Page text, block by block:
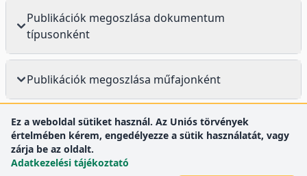
Publikációk megoszlása dokumentum
típusonként
Publikációk megoszlása műfajonként
Ez a weboldal sütiket használ. Az Uniós törvények
értelmében kérem, engedélyezze a sütik használatát, vagy
zárja be az oldalt.
Adatkezelési tájékoztató